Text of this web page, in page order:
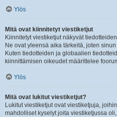
Ylös
Mitä ovat kiinnitetyt viestiketjut
Kiinnitetyt viestiketjut näkyvät
Ne ovat yleensä aika tärkeitä, joten
Kuten tiedotteiden ja globaalien
kiinnittämisen oikeudet määrittelee
Ylös
Mitä ovat lukitut viestiketjut?
Lukitut viestiketjut ovat viestiketjuja,
mahdolliset kyselyt joita viestiketjussa